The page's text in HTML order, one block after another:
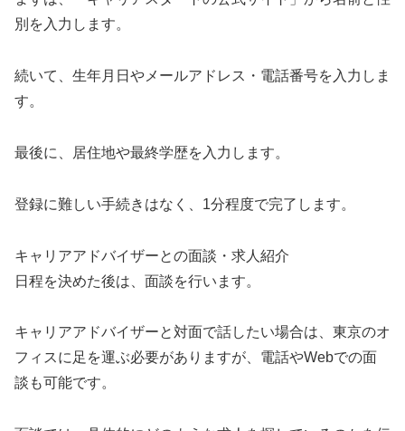
別を入力します。
続いて、生年月日やメールアドレス・電話番号を入力しま
す。
最後に、居住地や最終学歴を入力します。
登録に難しい手続きはなく、1分程度で完了します。
キャリアアドバイザーとの面談・求人紹介
日程を決めた後は、面談を行います。
キャリアアドバイザーと対面で話したい場合は、東京のオ
フィスに足を運ぶ必要がありますが、電話やWebでの面
談も可能です。